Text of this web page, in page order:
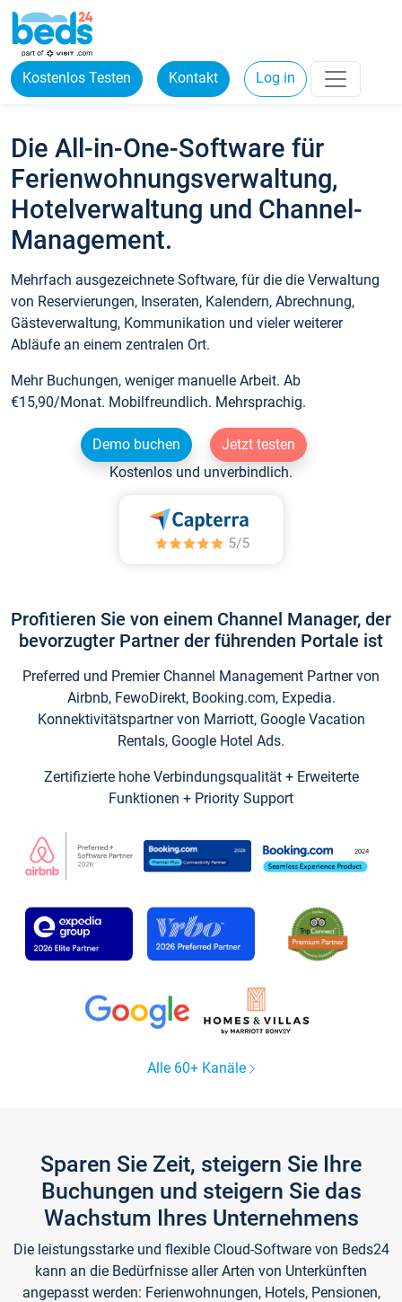
Kostenlos Testen Kontakt Log in
Die All-in-One-Software für
Ferienwohnungsverwaltung,
Hotelverwaltung und Channel-
Management.
Mehrfach ausgezeichnete Software, für die die Verwaltung
von Reservierungen, Inseraten, Kalendern, Abrechnung,
Gästeverwaltung, Kommunikation und vieler weiterer
Abläufe an einem zentralen Ort.
Mehr Buchungen, weniger manuelle Arbeit. Ab
€15,90/Monat. Mobilfreundlich. Mehrsprachig.
Demo buchen
Jetzt testen
Kostenlos und unverbindlich.
Profitieren Sie von einem Channel Manager, der
bevorzugter Partner der führenden Portale ist
Preferred und Premier Channel Management Partner von
Airbnb, FewoDirekt, Booking.com, Expedia.
Konnektivitätspartner von Marriott, Google Vacation
Rentals, Google Hotel Ads.
Zertifizierte hohe Verbindungsqualität + Erweiterte
Funktionen + Priority Support
Alle 60+ Kanäle
Sparen Sie Zeit, steigern Sie Ihre
Buchungen und steigern Sie das
Wachstum Ihres Unternehmens
Die leistungsstarke und flexible Cloud-Software von Beds24
kann an die Bedürfnisse aller Arten von Unterkünften
angepasst werden: Ferienwohnungen, Hotels, Pensionen,